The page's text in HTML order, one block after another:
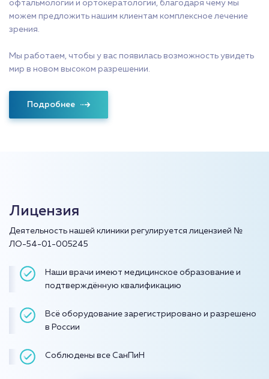
офтальмологии и ортокератологии, благодаря чему мы
можем предложить нашим клиентам комплексное лечение
зрения.
Мы работаем, чтобы у вас появилась возможность увидеть
мир в новом высоком разрешении.
Подробнее
Лицензия
Деятельность нашей клиники регулируется лицензией №
ЛО-54-01-005245
Наши врачи имеют медицинское образование и
подтверждённую квалификацию
Всё оборудование зарегистрировано и разрешено
в России
Соблюдены все СанПиН